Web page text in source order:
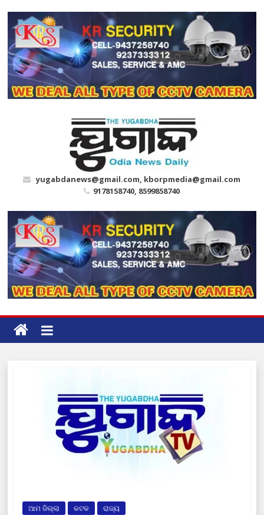
content
yugabdanews@gmail.com, kborpmedia@gmail.com
9178158740, 8599858740
ଆମ ଜିଲ୍ଲା କଟକ ରାଜ୍ୟ